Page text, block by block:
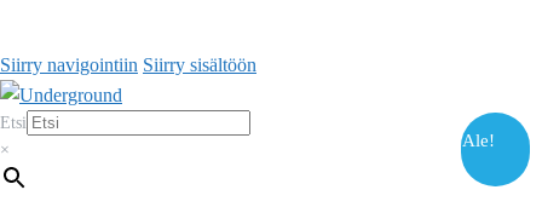
Siirry navigointiin Siirry sisältöön
Etsi
×
Ale!